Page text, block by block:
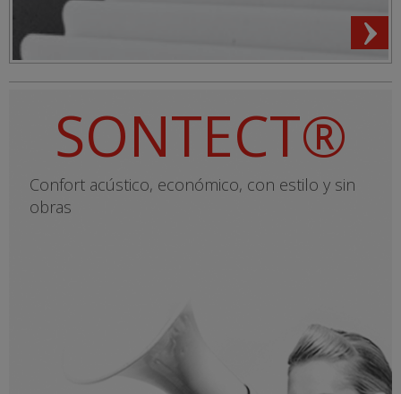
SONTECT®
Confort acústico, económico, con estilo y sin
obras